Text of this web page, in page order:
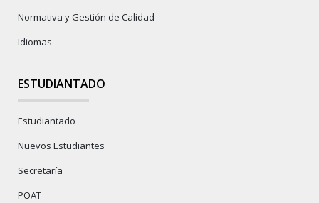
Normativa y Gestión de Calidad
Idiomas
ESTUDIANTADO
Estudiantado
Nuevos Estudiantes
Secretaría
POAT